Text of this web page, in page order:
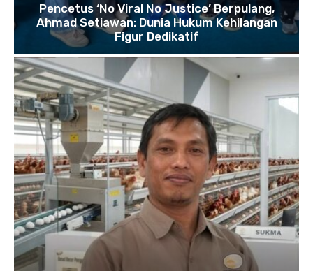
Pencetus ‘No Viral No Justice’ Berpulang,
Ahmad Setiawan: Dunia Hukum Kehilangan
Figur Dedikatif